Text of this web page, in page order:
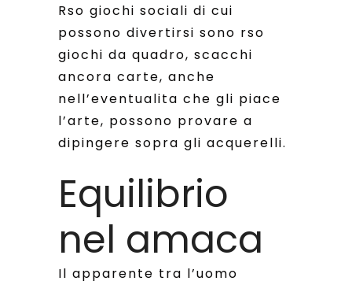
Rso giochi sociali di cui
possono divertirsi sono rso
giochi da quadro, scacchi
ancora carte, anche
nell’eventualita che gli piace
l’arte, possono provare a
dipingere sopra gli acquerelli.
Equilibrio
nel amaca
Il apparente tra l’uomo